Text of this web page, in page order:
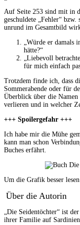
Auf Seite 253 sind mit in
geschuldete „Fehler“
unrund im Gesamtbild
„Würde er damals
hätte?“
„Liebevoll
für mich einfach
Trotzdem finde ich, dass
Sommerabende oder für
Überblick über die Namen
verlieren und in welcher
+++ Spoilergefahr +++
Ich habe mir die Mühe
kann man schon
Buches erfährt.
Um die Grafik besser
Über die Autorin
„Die Seidentöchter“ ist
ihrer Familie auf